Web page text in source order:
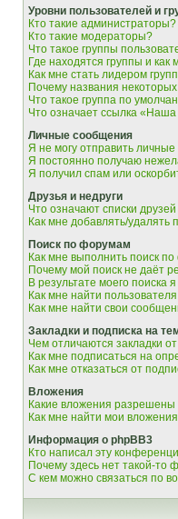
Уровни пользователей и
Кто такие администраторы?
Кто такие модераторы?
Что такое группы
Где находятся группы и как
Как мне стать лидером
Почему названия
Что такое группа по
Что означает ссылка
Личные сообщения
Я не могу отправить
Я постоянно получаю
Я получил спам или
Друзья и недруги
Что означают списки
Как мне добавлять/удалять
Поиск по форумам
Как мне выполнить поиск
Почему мой поиск не даёт
В результате моего поиска
Как мне найти
Как мне найти свои
Закладки и подписка на
Чем отличаются закладки
Как мне подписаться на
Как мне отказаться от
Вложения
Какие вложения
Как мне найти мои
Информация о phpBB3
Кто написал эту
Почему здесь нет такой-то
С кем можно связаться по